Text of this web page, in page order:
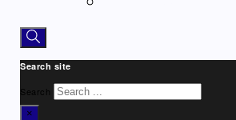
Search site
Search
×